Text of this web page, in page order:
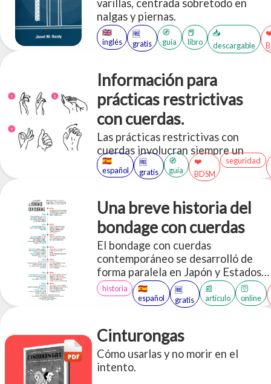
varillas, centrada sobretodo en
nalgas y piernas.
🇬🇧
inglés
🆓
gratis
🧭
guía
📕
libro
📥
descargable
Información para
prácticas restrictivas
con cuerdas.
Las prácticas restrictivas con
cuerdas involucran siempre un
riesgo asumido el cual debe ser
comunicado y entendido entre las
en las personas es estar preparados
y tratar de disminuir esos riesgos.
🇪🇸
español
🆓
gratis
🧭
guía
❤️
BDSM
seguridad
Una breve historia del
bondage con cuerdas
El bondage con cuerdas
contemporáneo se desarrolló de
forma paralela en Japón y Estados
Unidos a principios del siglo XX.
historia
🇪🇸
español
🆓
gratis
📰
artículo
🛜
online
Cinturongas
Cómo usarlas y no morir en el
intento.